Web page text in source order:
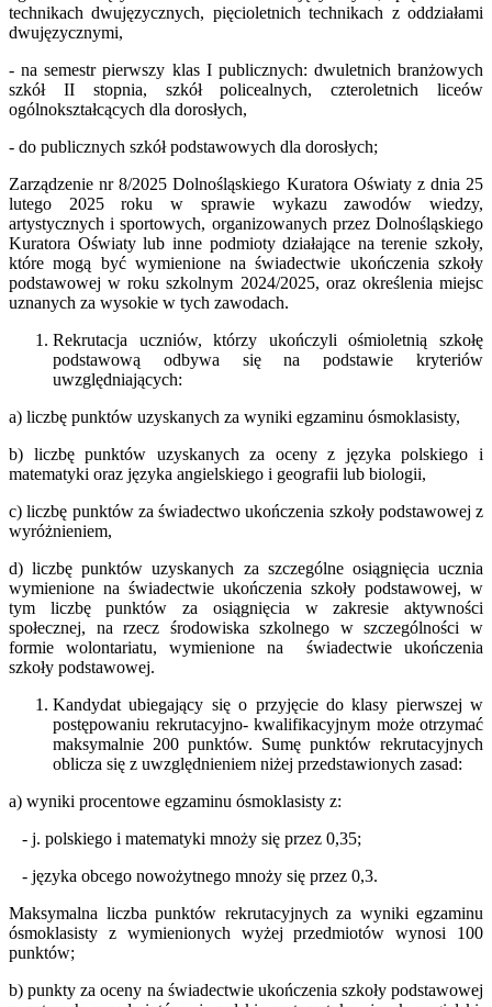
technikach dwujęzycznych, pięcioletnich technikach z oddziałami
dwujęzycznymi,
- na semestr pierwszy klas I publicznych: dwuletnich branżowych
szkół II stopnia, szkół policealnych, czteroletnich liceów
ogólnokształcących dla dorosłych,
- do publicznych szkół podstawowych dla dorosłych;
Zarządzenie nr 8/2025 Dolnośląskiego Kuratora Oświaty z dnia 25
lutego 2025 roku w sprawie wykazu zawodów wiedzy,
artystycznych i sportowych, organizowanych przez Dolnośląskiego
Kuratora Oświaty lub inne podmioty działające na terenie szkoły,
które mogą być wymienione na świadectwie ukończenia szkoły
podstawowej w roku szkolnym 2024/2025, oraz określenia miejsc
uznanych za wysokie w tych zawodach.
Rekrutacja uczniów, którzy ukończyli ośmioletnią szkołę
podstawową odbywa się na podstawie kryteriów
uwzględniających:
a) liczbę punktów uzyskanych za wyniki egzaminu ósmoklasisty,
b) liczbę punktów uzyskanych za oceny z języka polskiego i
matematyki oraz języka angielskiego i geografii lub biologii,
c) liczbę punktów za świadectwo ukończenia szkoły podstawowej z
wyróżnieniem,
d) liczbę punktów uzyskanych za szczególne osiągnięcia ucznia
wymienione na świadectwie ukończenia szkoły podstawowej, w
tym liczbę punktów za osiągnięcia w zakresie aktywności
społecznej, na rzecz środowiska szkolnego w szczególności w
formie wolontariatu, wymienione na świadectwie ukończenia
szkoły podstawowej.
Kandydat ubiegający się o przyjęcie do klasy pierwszej w
postępowaniu rekrutacyjno- kwalifikacyjnym może otrzymać
maksymalnie 200 punktów. Sumę punktów rekrutacyjnych
oblicza się z uwzględnieniem niżej przedstawionych zasad:
a) wyniki procentowe egzaminu ósmoklasisty z:
- j. polskiego i matematyki mnoży się przez 0,35;
- języka obcego nowożytnego mnoży się przez 0,3.
Maksymalna liczba punktów rekrutacyjnych za wyniki egzaminu
ósmoklasisty z wymienionych wyżej przedmiotów wynosi 100
punktów;
b) punkty za oceny na świadectwie ukończenia szkoły podstawowej